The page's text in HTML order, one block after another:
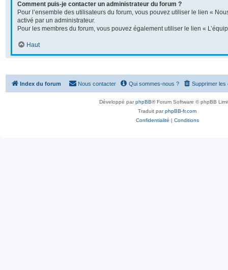
Comment puis-je contacter un administrateur du forum ?
Pour l’ensemble des utilisateurs du forum, vous pouvez utiliser le lien «
activé par un administrateur.
Pour les membres du forum, vous pouvez également utiliser le lien «
Haut
Index du forum Supprimer les
Qui sommes-nous ?
Nous contacter
Développé parphpBB® Forum Software © phpBB
Traduit parphpBB-fr.com
Confidentialité | Conditions